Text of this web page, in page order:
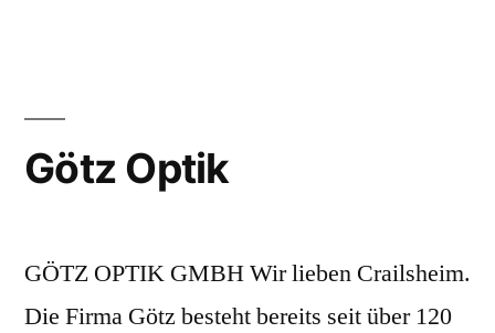
Götz Optik
GÖTZ OPTIK GMBH Wir lieben Crailsheim.
Die Firma Götz besteht bereits seit über 120